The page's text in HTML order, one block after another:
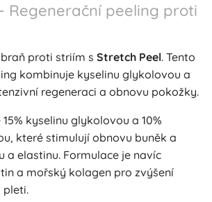
Regenerační peeling proti
proti striím s Stretch Peel. Tento
kombinuje kyselinu glykolovou a
regeneraci a obnovu pokožky.
kyselinu glykolovou a 10%
které stimulují obnovu buněk a
a elastinu. Formulace je navíc
a mořský kolagen pro zvýšení
pleti.